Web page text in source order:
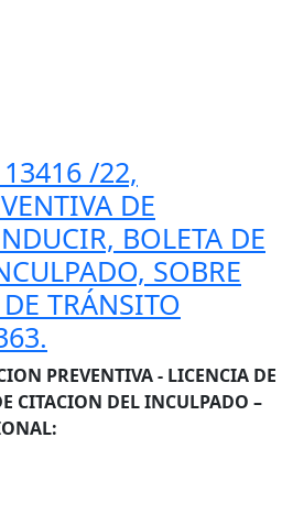
/22,
DE
BOLETA DE
SOBRE
TRÁNSITO
PREVENTIVA - LICENCIA DE
CITACION DEL INCULPADO –